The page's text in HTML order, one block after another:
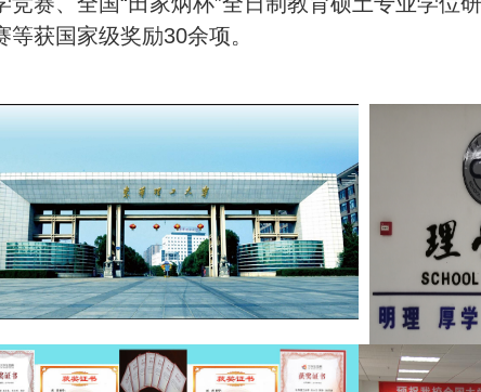
等获国家级奖励30余项。